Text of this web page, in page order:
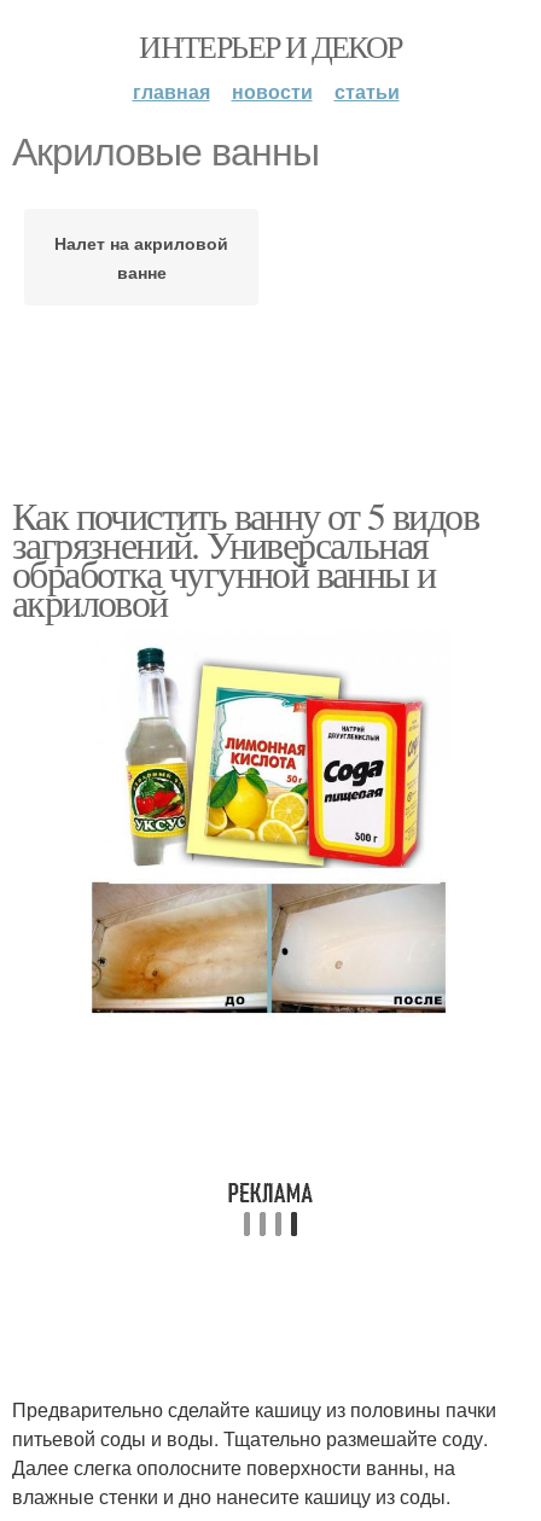
ИНТЕРЬЕР И ДЕКОР
главная новости статьи
Акриловые ванны
Налет на акриловой
ванне
Как почистить ванну от 5 видов
загрязнений. Универсальная
обработка чугунной ванны и
акриловой
Предварительно сделайте кашицу из половины пачки
питьевой соды и воды. Тщательно размешайте соду.
Далее слегка ополосните поверхности ванны, на
влажные стенки и дно нанесите кашицу из соды.